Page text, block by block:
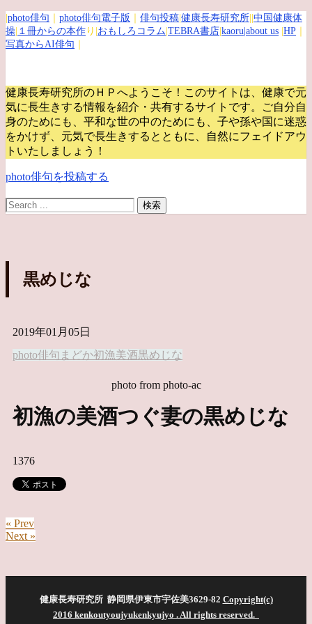
photo俳句 photo俳句電子版 俳句投稿 健康長寿研究所 中国健康体
操 １冊からの本作 り| おもしろコラム TEBRA書店 kaoru |about us HP
写真からAI俳句
健康長寿研究所のＨＰへようこそ！このサイトは、健康で元
気に長生きする情報を紹介・共有するサイトです。
ご自分自
身のためにも、平和な世の中のためにも、子や孫や国に迷惑
をかけず、元気で長生きするとともに、自然にフェイドアウ
トいたしましょう！
photo俳句を投稿する
黒めじな
2019年01月05日
photo俳句 まどか初漁美酒黒めじな
photo from photo-ac
初漁の美酒つぐ妻の黒めじな
1376
« Prev
Next »
健康長寿研究所 静岡県伊東市宇佐美3629-82 Copyright(c)
2016 kenkoutyoujyukenkyujyo . All rights reserved.